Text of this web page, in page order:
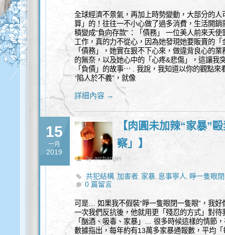
全球經濟不景氣，再加上時勢變動，大部分的
算」的！往往一不小心做了過多消費，生活開
積變成“負向存款”：「債務」 一位美人前來天
工作，真的力不從心，因為她發現她要販賣的
「債務」，她實在狠不下心來，做違背良心的
的無奈，以及她心中的「心疼&悲傷」，這讓我
「負債」的故事⋯ . 我說，我知道以你的觀點
“陷人於不義”，就像
詳細內容 →
15
一月
2019
【肉圓未加辣“家暴”
察」】
by archangel
共犯結構,加害者, 家暴, 息事寧人, 睜一隻眼
魂毒癮,靈魂覺察
0 篇留言
可是… 如果我不假裝“睜一隻眼閉一隻眼”，我
一次我們反抗後，他就用更「殘忍的方式」對
「酗酒、吸毒、家暴」… 很多時候這樣的情節
數據指出，每年約有13萬多家暴通報數，平均